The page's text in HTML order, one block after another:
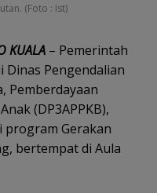
(Foto : Ist)
KUALA – Pemerintah
Dinas Pengendalian
Pemberdayaan
(DP3APPKB),
Gerakan
bertempat di Aula